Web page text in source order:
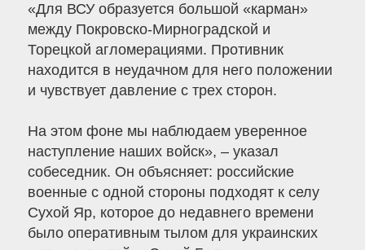
«Для ВСУ образуется большой «карман»
между Покровско-Мирноградской и
Торецкой агломерациями. Противник
находится в неудачном для него положении
и чувствует давление с трех сторон.
На этом фоне мы наблюдаем уверенное
наступление наших войск», – указал
собеседник. Он объясняет: российские
военные с одной стороны подходят к селу
Сухой Яр, которое до недавнего времени
было оперативным тылом для украинских